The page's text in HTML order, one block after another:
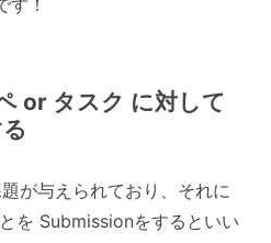
す！
or タスク に対して
が与えられており、それに
を Submissionをするといい